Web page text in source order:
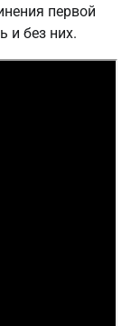
первой
и без них.